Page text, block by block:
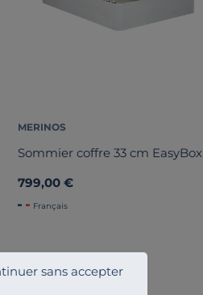
sans accepter
MERINOS
Sommier coffre 33 cm EasyBox
799,00 €
Français